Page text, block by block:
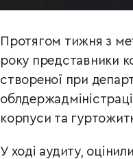
Протягом тижня з
року представники
створеної при
корпуси та
У ході аудиту,